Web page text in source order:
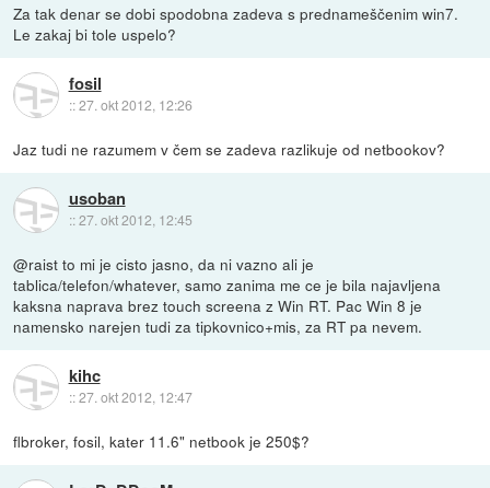
Za tak denar se dobi spodobna zadeva s prednameščenim win7.
Le zakaj bi tole uspelo?
fosil
::27. okt 2012, 12:26
Jaz tudi ne razumem v čem se zadeva razlikuje od netbookov?
usoban
::27. okt 2012, 12:45
@raist to mi je cisto jasno, da ni vazno ali je
tablica/telefon/whatever, samo zanima me ce je bila najavljena
kaksna naprava brez touch screena z Win RT. Pac Win 8 je
namensko narejen tudi za tipkovnico+mis, za RT pa nevem.
kihc
::27. okt 2012, 12:47
flbroker, fosil, kater 11.6" netbook je 250$?